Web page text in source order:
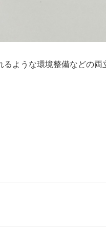
ような環境整備などの両